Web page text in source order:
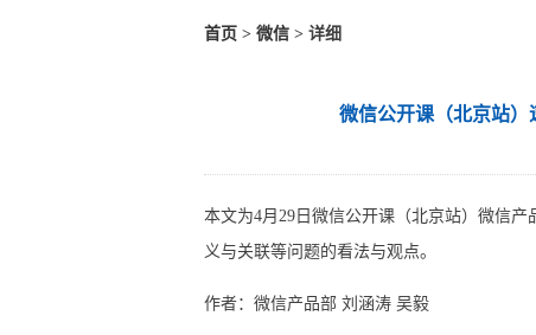
首页 > 微信 > 详细
微信公开课（北京站）
本文为4月29日微信公开课（北京站）微信
义与关联等问题的看法与观点。
作者：微信产品部 刘涵涛 吴毅